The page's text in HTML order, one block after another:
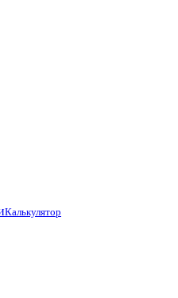
Калькулятор